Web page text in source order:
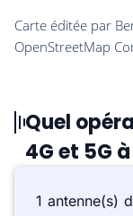
Quel
4G et 5G
1 antenne(s)